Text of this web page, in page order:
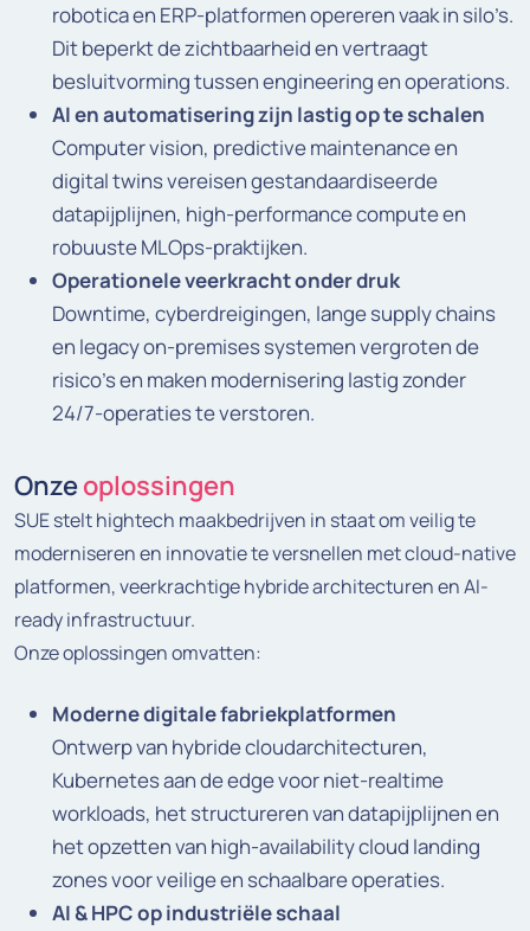
robotica en ERP-platformen opereren vaak in silo’s.
Dit beperkt de zichtbaarheid en vertraagt
besluitvorming tussen engineering en operations.
AI en automatisering zijn lastig op te schalen
Computer vision, predictive maintenance en
digital twins vereisen gestandaardiseerde
datapijplijnen, high-performance compute en
robuuste MLOps-praktijken.
Operationele veerkracht onder druk
Downtime, cyberdreigingen, lange supply chains
en legacy on-premises systemen vergroten de
risico’s en maken modernisering lastig zonder
24/7-operaties te verstoren.
Onzeoplossingen
SUE stelt hightech maakbedrijven in staat om veilig te
moderniseren en innovatie te versnellen met cloud-native
platformen, veerkrachtige hybride architecturen en AI-
ready infrastructuur.
Onze oplossingen omvatten:
Moderne digitale fabriekplatformen
Ontwerp van hybride cloudarchitecturen,
Kubernetes aan de edge voor niet-realtime
workloads, het structureren van datapijplijnen en
het opzetten van high-availability cloud landing
zones voor veilige en schaalbare operaties.
AI & HPC op industriële schaal